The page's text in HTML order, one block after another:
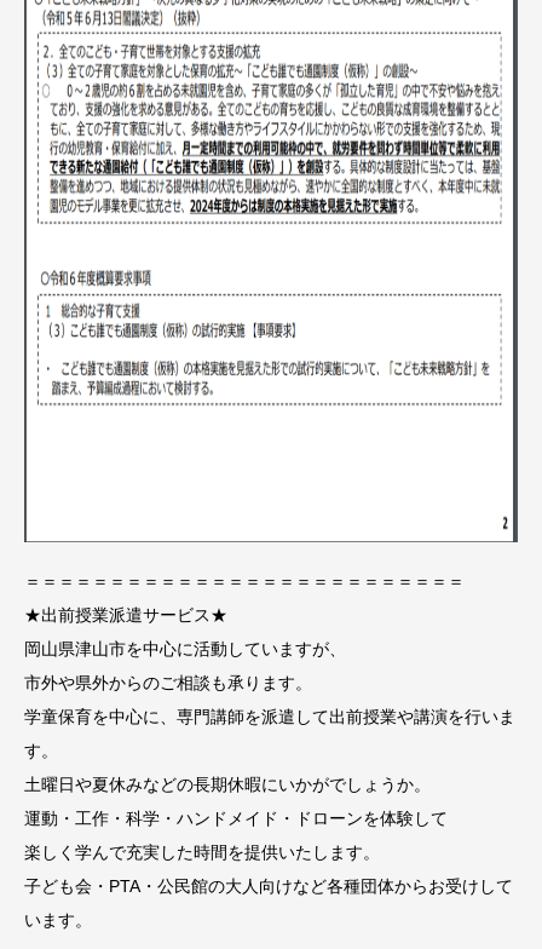
＝＝＝＝＝＝＝＝＝＝＝＝＝＝＝＝＝＝＝＝＝＝＝＝＝＝
★出前授業派遣サービス★
岡山県津山市を中心に活動していますが、
市外や県外からのご相談も承ります。
学童保育を中心に、専門講師を派遣して出前授業や講演を行いま
す。
土曜日や夏休みなどの長期休暇にいかがでしょうか。
運動・工作・科学・ハンドメイド・ドローンを体験して
楽しく学んで充実した時間を提供いたします。
子ども会・PTA・公民館の大人向けなど各種団体からお受けして
います。